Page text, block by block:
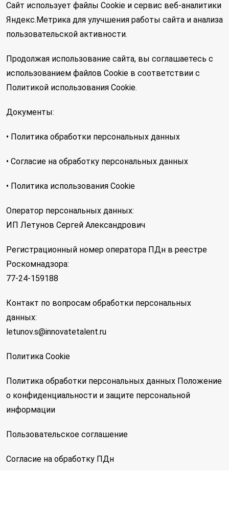
Сайт использует файлы Cookie и сервис веб-аналитики
Яндекс.Метрика для улучшения работы сайта и анализа
пользовательской активности.
Продолжая использование сайта, вы соглашаетесь с
использованием файлов Cookie в соответствии с
Политикой использования Cookie.
Документы:
• Политика обработки персональных данных
• Согласие на обработку персональных данных
• Политика использования Cookie
Оператор персональных данных:
ИП Летунов Сергей Александрович
Регистрационный номер оператора ПДн в реестре
Роскомнадзора:
77-24-159188
Контакт по вопросам обработки персональных
данных:
letunov.s@innovatetalent.ru
Политика Cookie
Политика обработки персональных данных Положение
о конфиденциальности и защите персональной
информации
Пользовательское соглашение
Согласие на обработку ПДн